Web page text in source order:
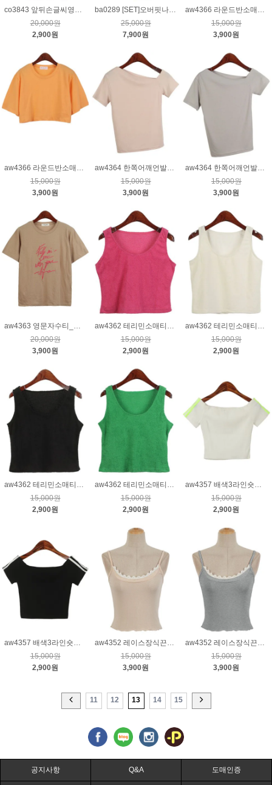
20,000원
2,900원
25,000원
7,900원
15,000원
3,900원
aw4366 라운드반소매크롭티_오렌지
15,000원
3,900원
aw4364 한쪽어깨언발티_핑크
15,000원
3,900원
aw4364 한쪽어깨언발티_그레이
15,000원
3,900원
aw4363 영문자수티_베이지
20,000원
3,900원
aw4362 테리민소매티_핑크
15,000원
2,900원
aw4362 테리민소매티_아이보리
15,000원
2,900원
aw4362 테리민소매티_블랙
15,000원
2,900원
aw4362 테리민소매티_그린
15,000원
2,900원
aw4357 배색3라인숏반팔골지티_크림
15,000원
2,900원
aw4357 배색3라인숏반팔골지티_블랙
15,000원
2,900원
aw4352 레이스장식끈나시티_피치
15,000원
3,900원
aw4352 레이스장식끈나시티_그레이
15,000원
3,900원
11 12 13 14 15
공지사항 Q&A 도매인증